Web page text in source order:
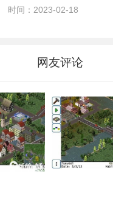
时间：2023-02-18
网友评论